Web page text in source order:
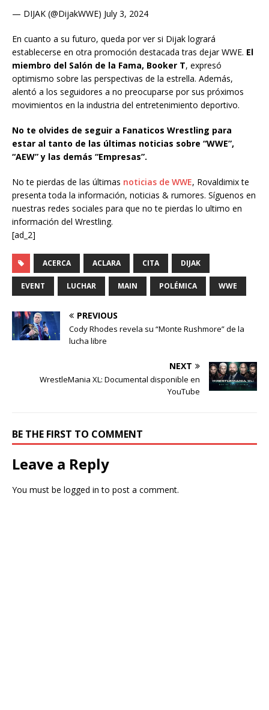
— DIJAK (@DijakWWE) July 3, 2024
En cuanto a su futuro, queda por ver si Dijak logrará
establecerse en otra promoción destacada tras dejar WWE. El
miembro del Salón de la Fama, Booker T, expresó
optimismo sobre las perspectivas de la estrella. Además,
alentó a los seguidores a no preocuparse por sus próximos
movimientos en la industria del entretenimiento deportivo.
No te olvides de seguir a Fanaticos Wrestling para
estar al tanto de las últimas noticias sobre “WWE”,
“AEW” y las demás “Empresas”.
No te pierdas de las últimas noticias de WWE, Rovaldimix te
presenta toda la información, noticias & rumores. Síguenos en
nuestras redes sociales para que no te pierdas lo ultimo en
información del Wrestling.
[ad_2]
ACERCA ACLARA CITA DIJAK
EVENT LUCHAR MAIN POLÉMICA WWE
PREVIOUS
Cody Rhodes revela su “Monte Rushmore” de la
lucha libre
NEXT
WrestleMania XL: Documental disponible en
YouTube
BE THE FIRST TO COMMENT
Leave a Reply
You must be logged in to post a comment.